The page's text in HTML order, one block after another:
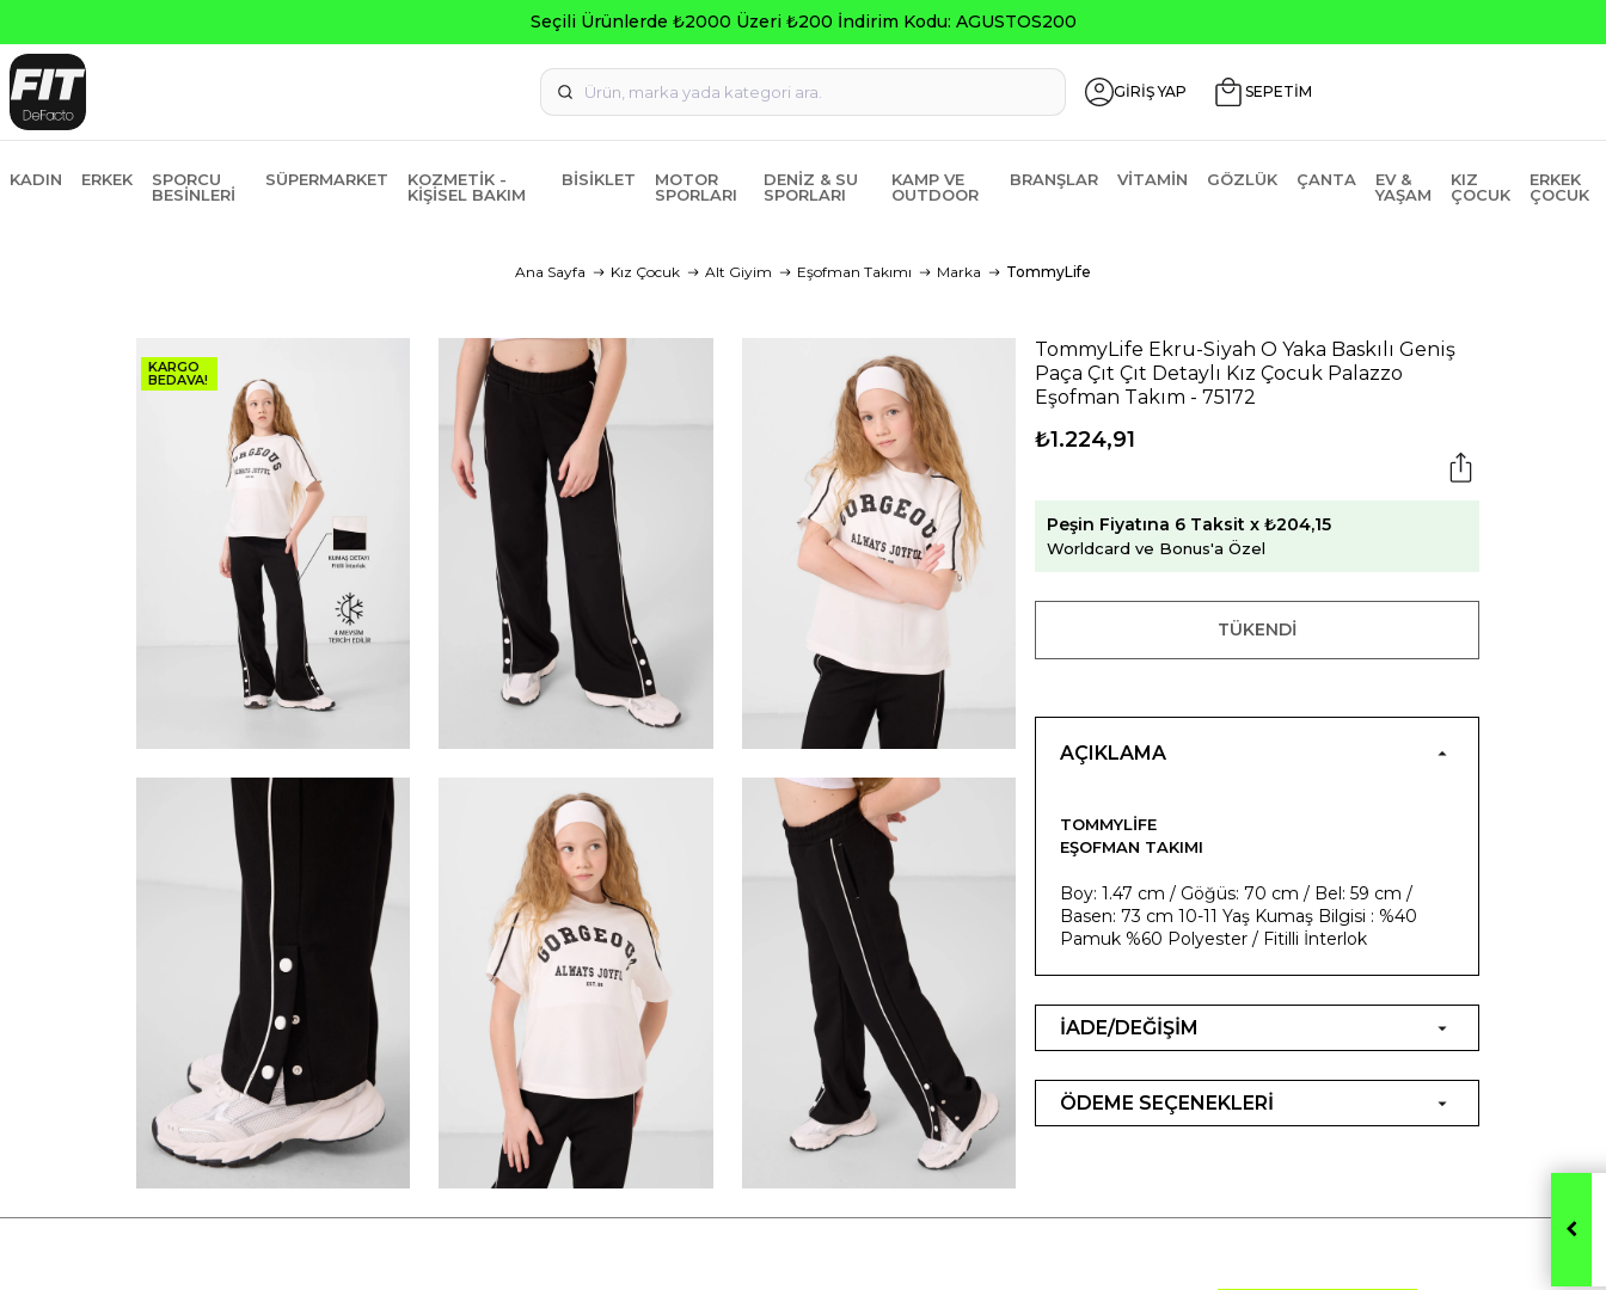
Seçili Ürünlerde ₺2000 Üzeri ₺200 İndirim Kodu: AGUSTOS200
GİRİŞ YAP SEPETİM
KADIN ERKEK
SPORCU
BESINLERI
SÜPERMARKET
KOZMETIK -
KIŞISEL BAKIM
BISIKLET
MOTOR
SPORLARI
DENIZ & SU
SPORLARI
KAMP VE
OUTDOOR
BRANŞLAR VITAMIN GÖZLÜK ÇANTA
EV &
YAŞAM
KIZ
ÇOCUK
ERKEK
ÇOCUK
Ana Sayfa Kız Çocuk Alt Giyim Eşofman Takımı Marka TommyLife
KARGO
BEDAVA!
TommyLife Ekru-Siyah O Yaka Baskılı Geniş
Paça Çıt Çıt Detaylı Kız Çocuk Palazzo
Eşofman Takım - 75172
₺1.224,91
Peşin Fiyatına 6 Taksit x ₺204,15
Worldcard ve Bonus'a Özel
TÜKENDI
AÇIKLAMA
TOMMYLIFE
EŞOFMAN TAKIMI
Boy: 1.47 cm / Göğüs: 70 cm / Bel: 59 cm /
Basen: 73 cm 10-11 Yaş Kumaş Bilgisi : %40
Pamuk %60 Polyester / Fitilli İnterlok
İADE/DEĞİŞİM
ÖDEME SEÇENEKLERİ